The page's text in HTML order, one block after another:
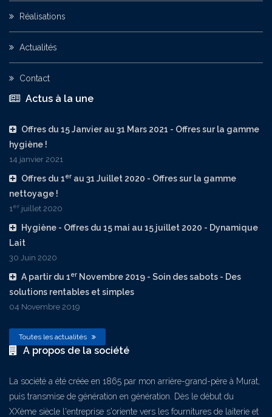
Réalisations
Actualités
Contact
Actus à la une
Offres du 15 Janvier au 31 Mars 2021 - Offres sur la gamme
hygiène !
14 janvier 2021
Offres du 1er au 31 Juillet 2020 - Offres sur la gamme
nettoyage !
1er juillet 2020
Hygiène - Offres du 15 mai au 15 juillet 2020 - Dynamique
Lait
30 Juin 2020
A partir du 1er Novembre 2019 - Soin des sabots - Des
solutions rentables et simples
04 Novembre 2019
Toutes les actualités
A propos de la société
La société a été créée en 1865 par mon arrière-grand-père à Murat,
puis transmise de génération en génération. Dès le début du
XXème siècle l'entreprise s'oriente vers les fournitures de laiterie et